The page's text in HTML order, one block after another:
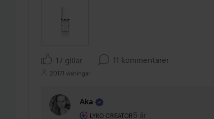
17 gillar 11 kommentarer
20171 visningar
Aka
LYKO CREATOR
Användarens roll: Lyko Creator.
5 år
Kommentaren lades 5 år